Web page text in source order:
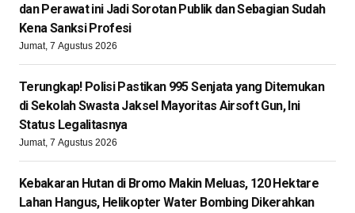
dan Perawat ini Jadi Sorotan Publik dan Sebagian Sudah
Kena Sanksi Profesi
Jumat, 7 Agustus 2026
Terungkap! Polisi Pastikan 995 Senjata yang Ditemukan
di Sekolah Swasta Jaksel Mayoritas Airsoft Gun, Ini
Status Legalitasnya
Jumat, 7 Agustus 2026
Kebakaran Hutan di Bromo Makin Meluas, 120 Hektare
Lahan Hangus, Helikopter Water Bombing Dikerahkan